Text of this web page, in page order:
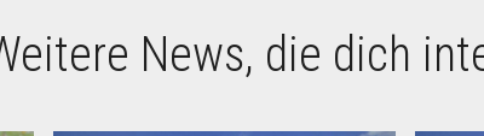
News, die dich